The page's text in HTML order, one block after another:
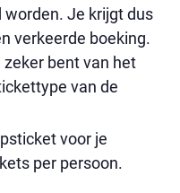
Je krijgt dus
verkeerde boeking.
bent van het
van de
voor je
per persoon.